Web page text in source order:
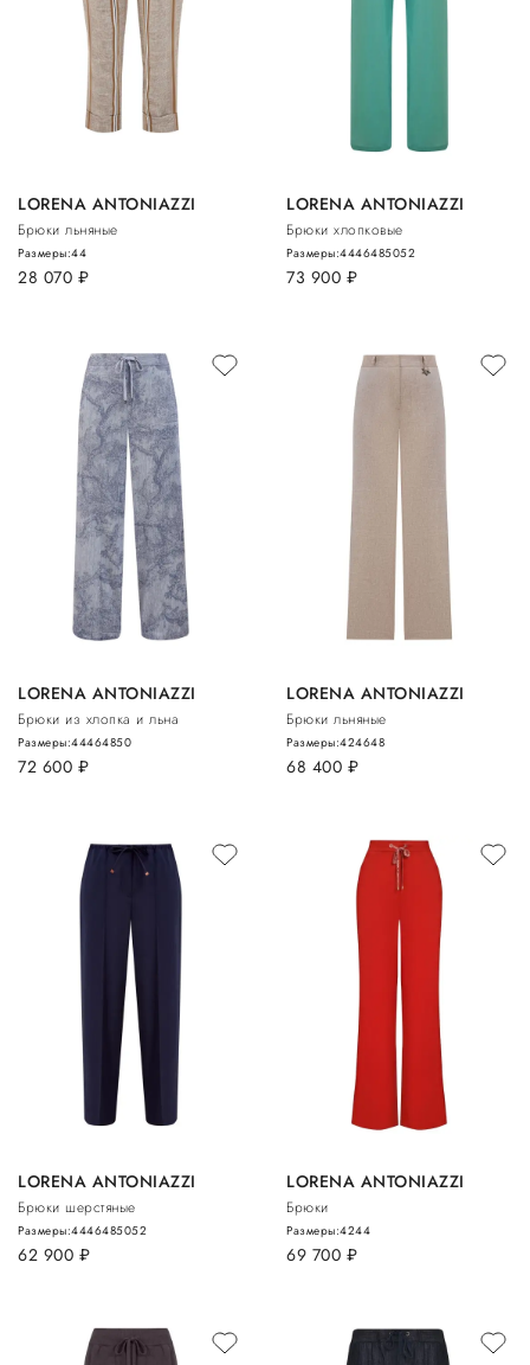
LORENA ANTONIAZZI
Брюки льняные
28 070 руб.
Размеры:44
LORENA ANTONIAZZI
Брюки хлопковые
73 900 руб.
Размеры:4446485052
LORENA ANTONIAZZI
Брюки из хлопка и льна
72 600 руб.
Размеры:44464850
LORENA ANTONIAZZI
Брюки льняные
68 400 руб.
Размеры:424648
LORENA ANTONIAZZI
Брюки шерстяные
62 900 руб.
Размеры:4446485052
LORENA ANTONIAZZI
Брюки
69 700 руб.
Размеры:4244